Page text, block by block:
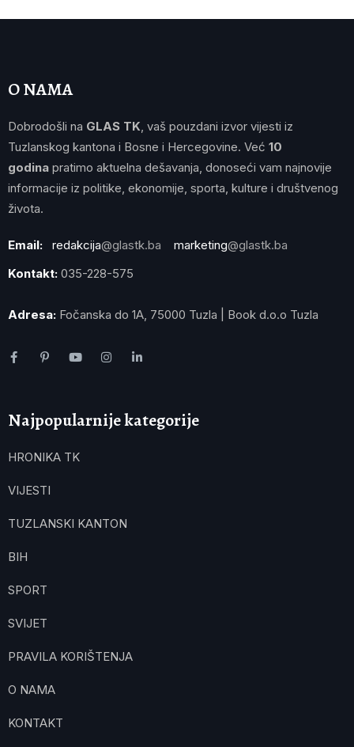
O NAMA
Dobrodošli na GLAS TK , vaš pouzdani izvor vijesti iz
Tuzlanskog kantona i Bosne i Hercegovine. Već 10
godina pratimo aktuelna dešavanja, donoseći vam najnovije
informacije iz politike, ekonomije, sporta, kulture i društvenog
života.
Email: redakcija@glastk.ba marketing@glastk.ba
Kontakt: 035-228-575
Adresa: Fočanska do 1A, 75000 Tuzla | Book d.o.o Tuzla
Najpopularnije kategorije
HRONIKA TK
VIJESTI
TUZLANSKI KANTON
BIH
SPORT
SVIJET
PRAVILA KORIŠTENJA
O NAMA
KONTAKT